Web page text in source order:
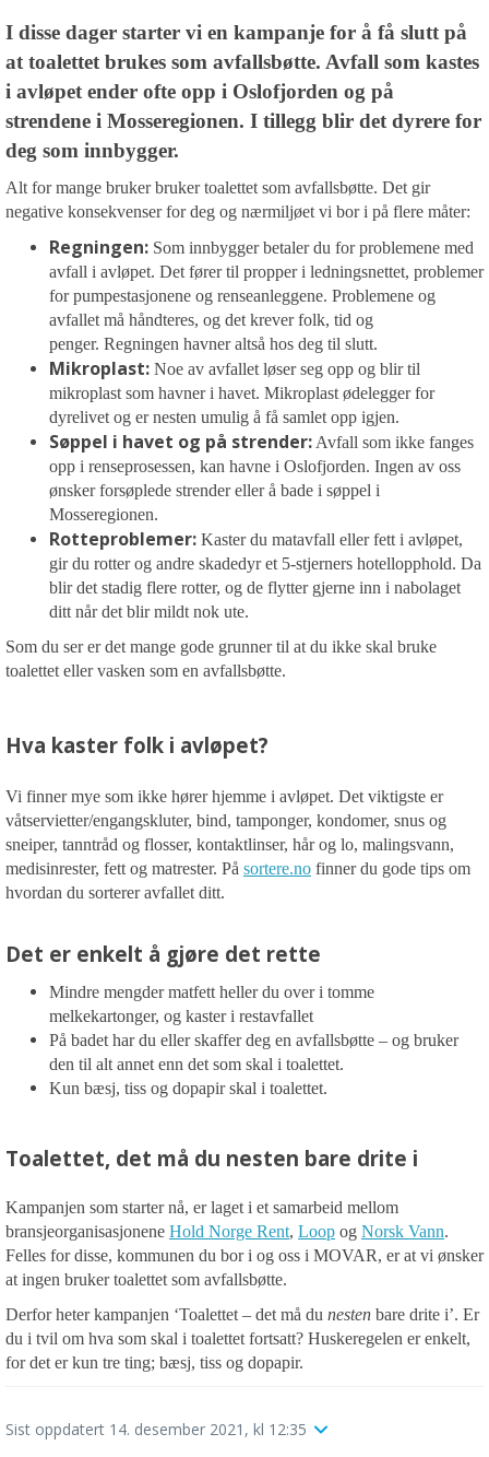
I disse dager starter vi en kampanje for å få slutt på
at toalettet brukes som avfallsbøtte. Avfall som kastes
i avløpet ender ofte opp i Oslofjorden og på
strendene i Mosseregionen. I tillegg blir det dyrere for
deg som innbygger.
Alt for mange bruker bruker toalettet som avfallsbøtte. Det gir
negative konsekvenser for deg og nærmiljøet vi bor i på flere måter:
Regningen: Som innbygger betaler du for problemene med
avfall i avløpet. Det fører til propper i ledningsnettet, problemer
for pumpestasjonene og renseanleggene. Problemene og
avfallet må håndteres, og det krever folk, tid og
penger. Regningen havner altså hos deg til slutt.
Mikroplast: Noe av avfallet løser seg opp og blir til
mikroplast som havner i havet. Mikroplast ødelegger for
dyrelivet og er nesten umulig å få samlet opp igjen.
Søppel i havet og på strender: Avfall som ikke fanges
opp i renseprosessen, kan havne i Oslofjorden. Ingen av oss
ønsker forsøplede strender eller å bade i søppel i
Mosseregionen.
Rotteproblemer: Kaster du matavfall eller fett i avløpet,
gir du rotter og andre skadedyr et 5-stjerners hotellopphold. Da
blir det stadig flere rotter, og de flytter gjerne inn i nabolaget
ditt når det blir mildt nok ute.
Som du ser er det mange gode grunner til at du ikke skal bruke
toalettet eller vasken som en avfallsbøtte.
Hva kaster folk i avløpet?
Vi finner mye som ikke hører hjemme i avløpet. Det viktigste er
våtservietter/engangskluter, bind, tamponger, kondomer, snus og
sneiper, tanntråd og flosser, kontaktlinser, hår og lo, malingsvann,
medisinrester, fett og matrester. På sortere.no finner du gode tips om
hvordan du sorterer avfallet ditt.
Det er enkelt å gjøre det rette
Mindre mengder matfett heller du over i tomme
melkekartonger, og kaster i restavfallet
På badet har du eller skaffer deg en avfallsbøtte – og bruker
den til alt annet enn det som skal i toalettet.
Kun bæsj, tiss og dopapir skal i toalettet.
Toalettet, det må du nesten bare drite i
Kampanjen som starter nå, er laget i et samarbeid mellom
bransjeorganisasjonene Hold Norge Rent, Loop og Norsk Vann.
Felles for disse, kommunen du bor i og oss i MOVAR, er at vi ønsker
at ingen bruker toalettet som avfallsbøtte.
Derfor heter kampanjen ‘Toalettet – det må du nesten bare drite i’. Er
du i tvil om hva som skal i toalettet fortsatt? Huskeregelen er enkelt,
for det er kun tre ting; bæsj, tiss og dopapir.
Sist oppdatert 14. desember 2021, kl 12:35